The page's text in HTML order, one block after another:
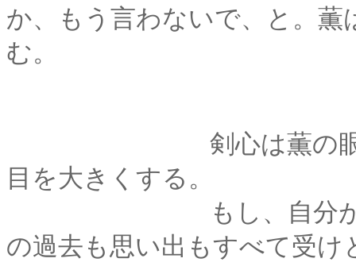
か、もう言わないで、と。
む。
剣心は薫の眼差しを
目を大きくする。
もし、自分が彼女の
の過去も思い出もすべて受